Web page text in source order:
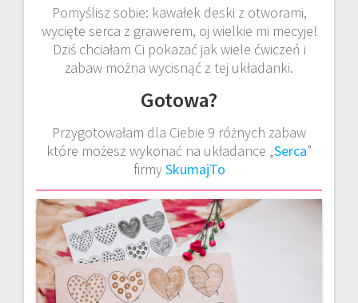
Pomyślisz sobie: kawałek deski z otworami,
wycięte serca z grawerem, oj wielkie mi mecyje!
Dziś chciałam Ci pokazać jak wiele ćwiczeń i
zabaw można wycisnąć z tej układanki.
Gotowa?
Przygotowałam dla Ciebie 9 różnych zabaw
które możesz wykonać na układance „ Serca”
firmySkumajTo